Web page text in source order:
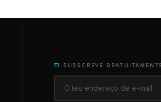
SUBSCREVE